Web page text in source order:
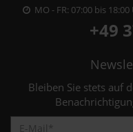
MO - FR: 07:00 bis
+49
Bleiben Sie stets auf